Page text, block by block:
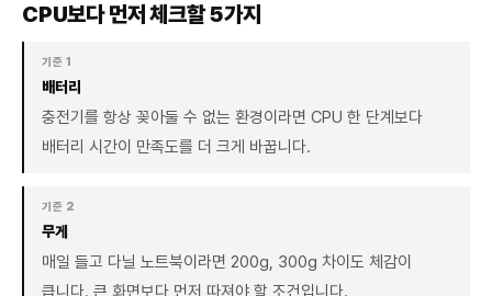
CPU보다 먼저 체크할 5가지
기준 1
배터리
충전기를 항상 꽂아둘 수 없는 환경이라면 CPU 한 단계보다
배터리 시간이 만족도를 더 크게 바꿉니다.
기준 2
무게
매일 들고 다닐 노트북이라면 200g, 300g 차이도 체감이
큽니다. 큰 화면보다 먼저 따져야 할 조건입니다.